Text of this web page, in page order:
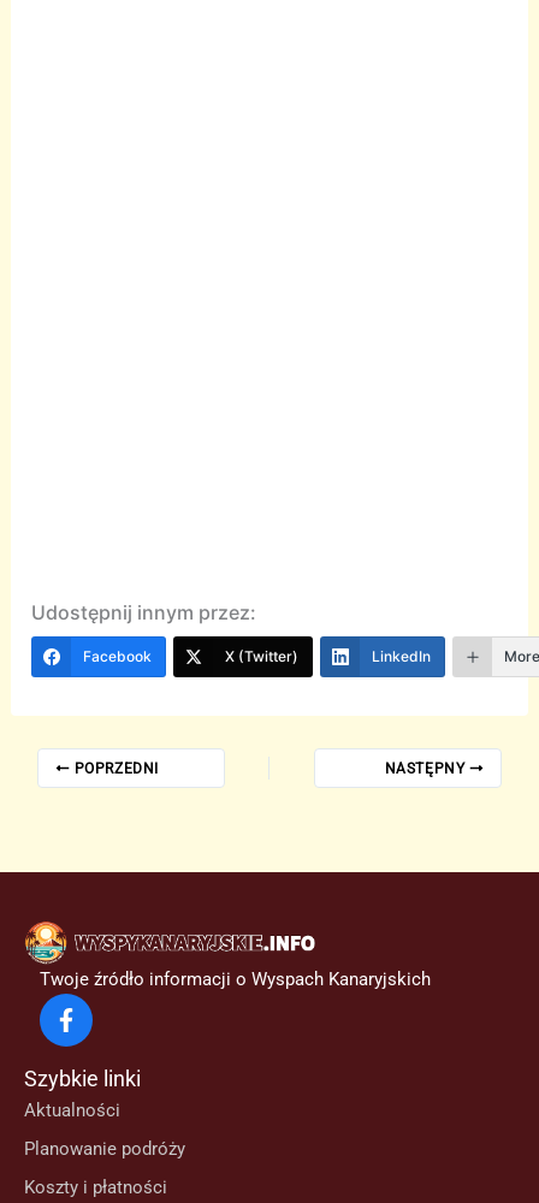
Udostępnij innym przez:
Facebook X (Twitter) LinkedIn
POPRZEDNI NASTĘPNY
Twoje źródło informacji o Wyspach Kanaryjskich
Szybkie linki
Aktualności
Planowanie podróży
Koszty i płatności